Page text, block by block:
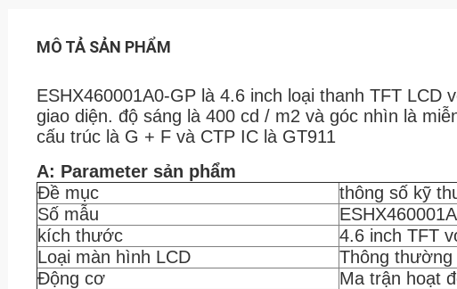
MÔ TẢ SẢN PHẨM
ESHX460001A0-GP là 4.6 inch loại thanh TFT LCD
giao diện. độ sáng là 400 cd / m2 và góc nhìn là
cấu trúc là G + F và CTP IC là GT911
A: Parameter sản phẩm
Đề mục
thông số kỹ
Số mẫu
kích thước
4.6 inch TFT
Loại màn hình LCD
Thông thường
Động cơ
Ma trận hoạt